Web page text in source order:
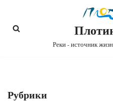
Перейти
Реки - источник
Рубрики